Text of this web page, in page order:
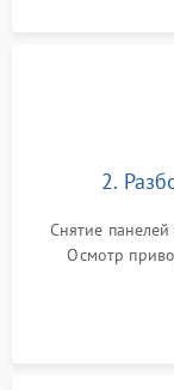
2.
Снятие
Осмотр